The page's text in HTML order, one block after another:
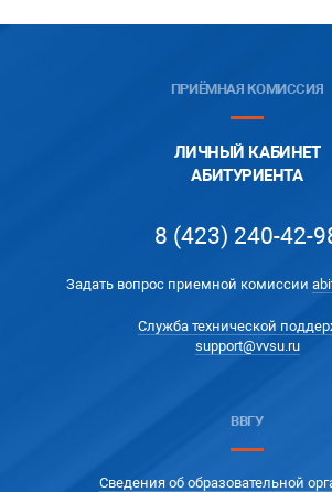
ПРИЁМНАЯ КОМИССИЯ
ЛИЧНЫЙ КАБИНЕТ
АБИТУРИЕНТА
8 (423) 240-42-
Задать вопрос приемной комиссии
Служба технической
support@vvsu.ru
ВВГУ
Сведения об образовательной